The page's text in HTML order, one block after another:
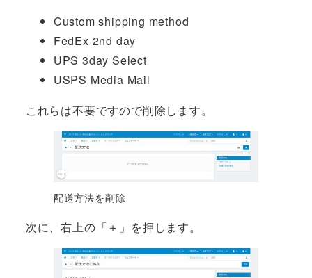
Custom shipping method
FedEx 2nd day
UPS 3day Select
USPS Media Mail
これらは不要ですので削除します。
配送方法を削除
次に、右上の「＋」を押します。